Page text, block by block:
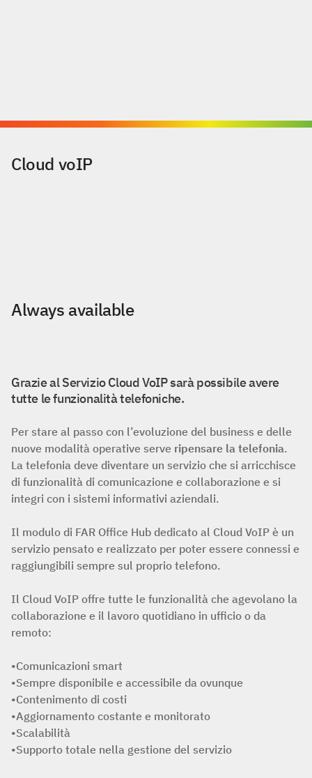
Cloud voIP
Always available
Grazie al Servizio Cloud VoIP sarà possibile avere
tutte le funzionalità telefoniche.
Per stare al passo con l’evoluzione del business e delle
nuove modalità operative serve ripensare la telefonia.
La telefonia deve diventare un servizio che si arricchisce
di funzionalità di comunicazione e collaborazione e si
integri con i sistemi informativi aziendali.
Il modulo di FAR Office Hub dedicato al Cloud VoIP è un
servizio pensato e realizzato per poter essere connessi e
raggiungibili sempre sul proprio telefono.
Il Cloud VoIP offre tutte le funzionalità che agevolano la
collaborazione e il lavoro quotidiano in ufficio o da
remoto:
•Comunicazioni smart
•Sempre disponibile e accessibile da ovunque
•Contenimento di costi
•Aggiornamento costante e monitorato
•Scalabilità
•Supporto totale nella gestione del servizio